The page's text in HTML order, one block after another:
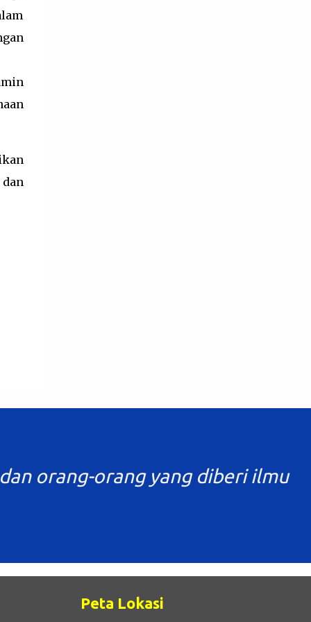
orang-orang yang diberi ilmu
Peta Lokasi